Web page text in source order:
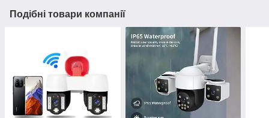
Подібні товари компанії